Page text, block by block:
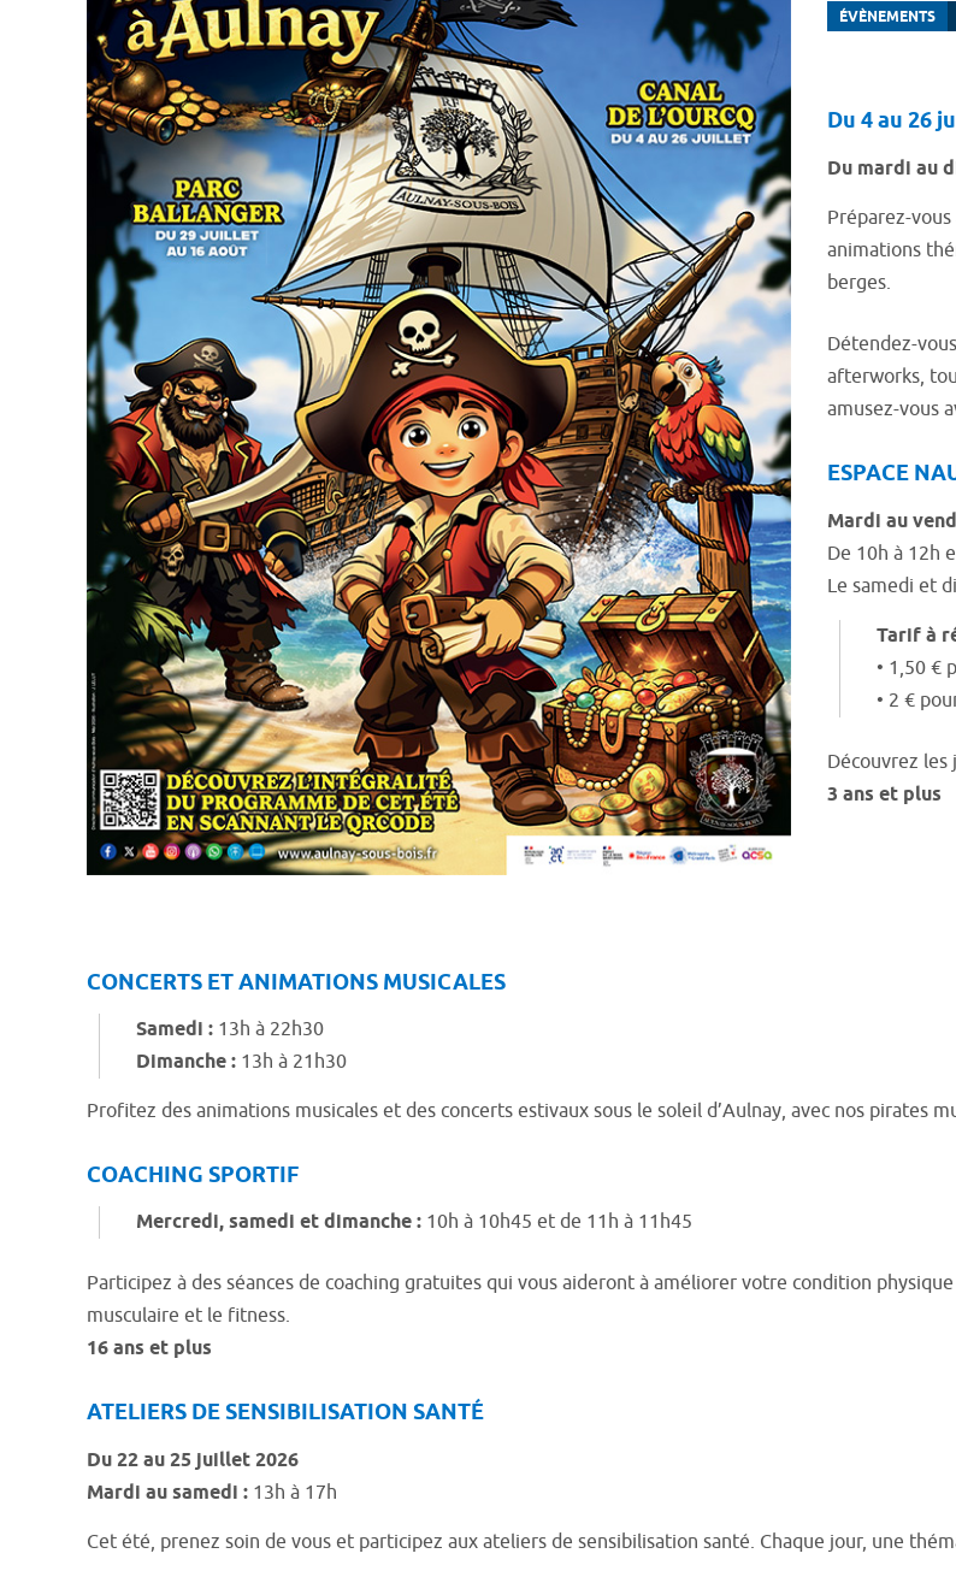
ÉVÈNEMENTS
Du 4 au 26
Du mardi au
Préparez-vous
animations
berges.
Détendez-
afterworks,
amusez-vous
ESPACE
Mardi au
De 10h à 12h
Le samedi et
Tarif à
• 1,50 €
• 2 €
Découvrez les
3 ans et plus
CONCERTS ET ANIMATIONS MUSICALES
Samedi : 13h à 22h30
Dimanche : 13h à 21h30
Profitez des animations musicales et des concerts estivaux sous le soleil d’Aulnay, avec nos pirates
COACHING SPORTIF
Mercredi, samedi et dimanche : 10h à 10h45 et de 11h à 11h45
Participez à des séances de coaching gratuites qui vous aideront à améliorer votre condition
musculaire et le fitness.
16 ans et plus
ATELIERS DE SENSIBILISATION SANTÉ
Du 22 au 25 juillet 2026
Mardi au samedi : 13h à 17h
Cet été, prenez soin de vous et participez aux ateliers de sensibilisation santé. Chaque jour, une